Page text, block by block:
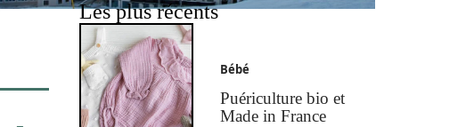
Les plus récents
Bébé
Puériculture bio et
Made in France